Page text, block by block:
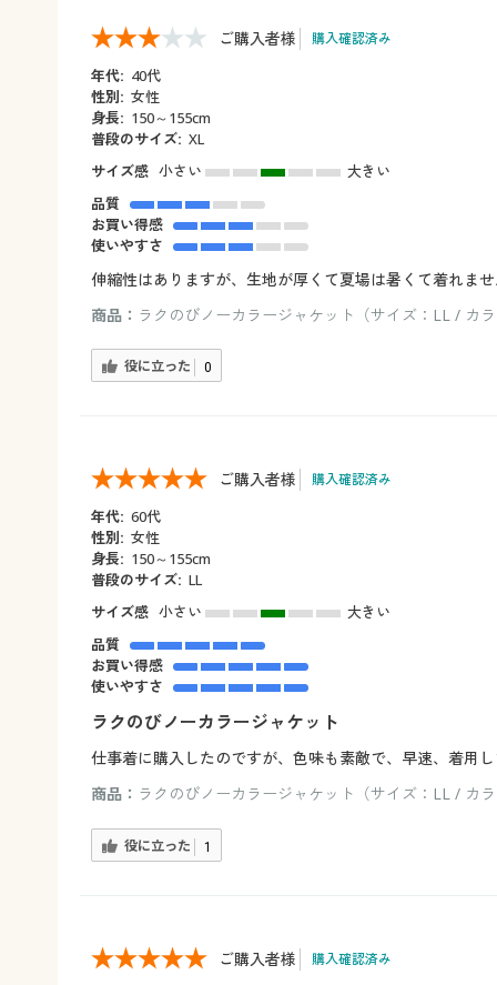
ご購入者様 購入確認済み
年代: 40代
性別: 女性
身長: 150～155cm
普段のサイズ: XL
サイズ感 小さい
大きい
品質
お買い得感
使いやすさ
伸縮性はありますが、生地が厚くて夏場は暑くて着れませ
商品： ラクのびノーカラージャケット（サイズ：LL / カラ
役に立った 0
ご購入者様 購入確認済み
年代: 60代
性別: 女性
身長: 150～155cm
普段のサイズ: LL
サイズ感 小さい
大きい
品質
お買い得感
使いやすさ
ラクのびノーカラージャケット
仕事着に購入したのですが、色味も素敵で、早速、着用し
商品： ラクのびノーカラージャケット（サイズ：LL / カラ
役に立った 1
ご購入者様 購入確認済み